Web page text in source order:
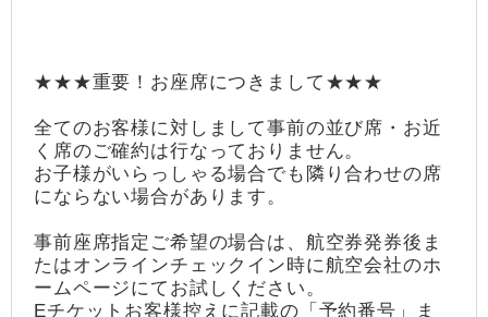
★★★重要！お座席につきまして★★★
全てのお客様に対しまして事前の並び席・お近
く席のご確約は行なっておりません。
お子様がいらっしゃる場合でも隣り合わせの席
にならない場合があります。
事前座席指定ご希望の場合は、航空券発券後ま
たはオンラインチェックイン時に航空会社のホ
ームページにてお試しください。
Eチケットお客様控えに記載の「予約番号」ま